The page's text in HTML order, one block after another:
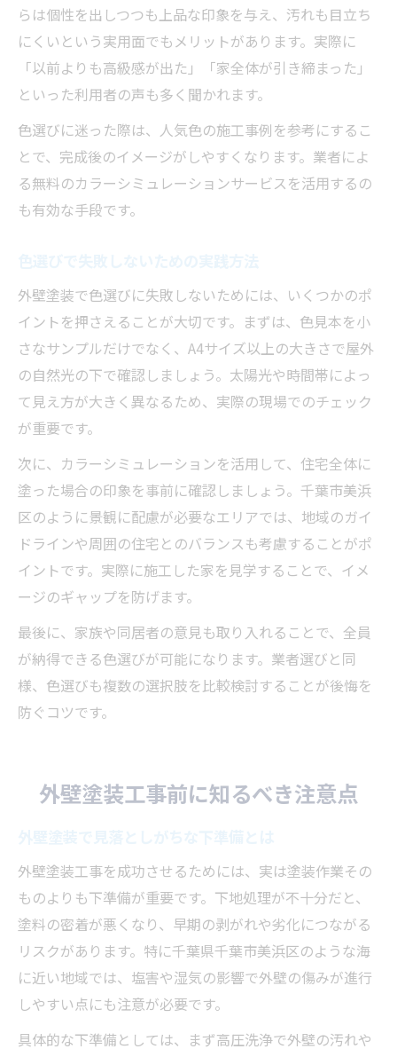
らは個性を出しつつも上品な印象を与え、汚れも目立ち
にくいという実用面でもメリットがあります。実際に
「以前よりも高級感が出た」「家全体が引き締まった」
といった利用者の声も多く聞かれます。
色選びに迷った際は、人気色の施工事例を参考にするこ
とで、完成後のイメージがしやすくなります。業者によ
る無料のカラーシミュレーションサービスを活用するの
も有効な手段です。
外壁塗装で色選びに失敗しないためには、いくつかのポ
イントを押さえることが大切です。まずは、色見本を小
さなサンプルだけでなく、A4サイズ以上の大きさで屋外
の自然光の下で確認しましょう。太陽光や時間帯によっ
て見え方が大きく異なるため、実際の現場でのチェック
が重要です。
次に、カラーシミュレーションを活用して、住宅全体に
塗った場合の印象を事前に確認しましょう。千葉市美浜
区のように景観に配慮が必要なエリアでは、地域のガイ
ドラインや周囲の住宅とのバランスも考慮することがポ
イントです。実際に施工した家を見学することで、イメ
ージのギャップを防げます。
最後に、家族や同居者の意見も取り入れることで、全員
が納得できる色選びが可能になります。業者選びと同
様、色選びも複数の選択肢を比較検討することが後悔を
防ぐコツです。
外壁塗装工事前に知るべき注意点
外壁塗装工事を成功させるためには、実は塗装作業その
ものよりも下準備が重要です。下地処理が不十分だと、
塗料の密着が悪くなり、早期の剥がれや劣化につながる
リスクがあります。特に千葉県千葉市美浜区のような海
に近い地域では、塩害や湿気の影響で外壁の傷みが進行
しやすい点にも注意が必要です。
具体的な下準備としては、まず高圧洗浄で外壁の汚れや